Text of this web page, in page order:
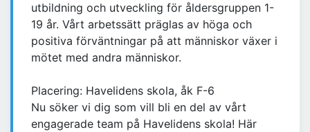
utbildning och utveckling för åldersgruppen 1-
19 år. Vårt arbetssätt präglas av höga och
positiva förväntningar på att människor växer i
mötet med andra människor.
Placering: Havelidens skola, åk F-6
Nu söker vi dig som vill bli en del av vårt
engagerade team på Havelidens skola! Här